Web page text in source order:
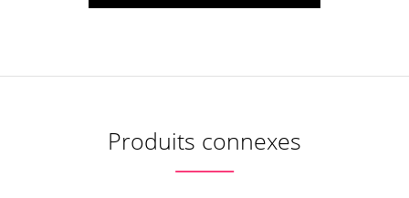
Produits connexes